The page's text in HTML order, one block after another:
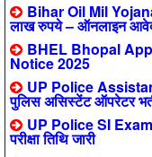
Bihar Oil Mil Yojana
लाख रुपये – ऑनलाइन
BHEL Bhopal
Notice 2025
UP Police
पुलिस असिस्टेंट ऑपरेटर
UP Police SI
परीक्षा तिथि जारी